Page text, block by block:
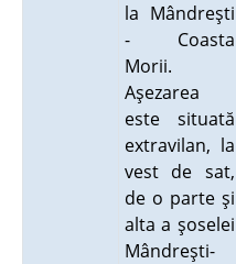
la Mândreşti
- Coasta
Morii.
Aşezarea
este situată
extravilan, la
vest de sat,
de o parte şi
alta a şoselei
Mândreşti-